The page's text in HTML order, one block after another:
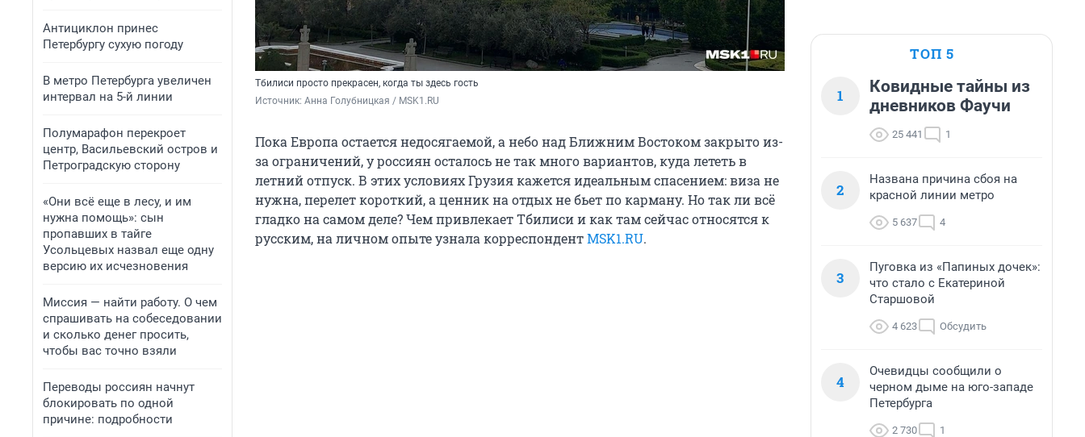
Антициклон принес
Петербургу сухую погоду
В метро Петербурга увеличен
интервал на 5-й линии
Полумарафон перекроет
центр, Васильевский остров и
Петроградскую сторону
«Они всё еще в лесу, и им
нужна помощь»: сын
пропавших в тайге
Усольцевых назвал еще одну
версию их исчезновения
Миссия — найти работу. О чем
спрашивать на собеседовании
и сколько денег просить,
чтобы вас точно взяли
Переводы россиян начнут
блокировать по одной
причине: подробности
Тбилиси просто прекрасен, когда ты здесь гость
Источник: Анна Голубницкая / MSK1.RU
Пока Европа остается недосягаемой, а небо над Ближним Востоком закрыто из-
за ограничений, у россиян осталось не так много вариантов, куда лететь в
летний отпуск. В этих условиях Грузия кажется идеальным спасением: виза не
нужна, перелет короткий, а ценник на отдых не бьет по карману. Но так ли всё
гладко на самом деле? Чем привлекает Тбилиси и как там сейчас относятся к
русским, на личном опыте узнала корреспондентMSK1.RU.
ТОП 5
1
Ковидные тайны из
дневников Фаучи
25 441 1
2
Названа причина сбоя на
красной линии метро
5 637 4
3
Пуговка из «Папиных дочек»:
что стало с Екатериной
Старшовой
4 623 Обсудить
4
Очевидцы сообщили о
черном дыме на юго-западе
Петербурга
2 730 1